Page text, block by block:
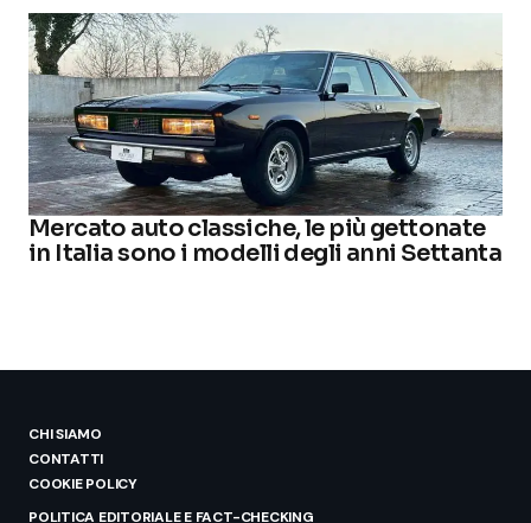
Mercato auto classiche, le più gettonate
in Italia sono i modelli degli anni Settanta
CHI SIAMO
CONTATTI
COOKIE POLICY
POLITICA EDITORIALE E FACT-CHECKING